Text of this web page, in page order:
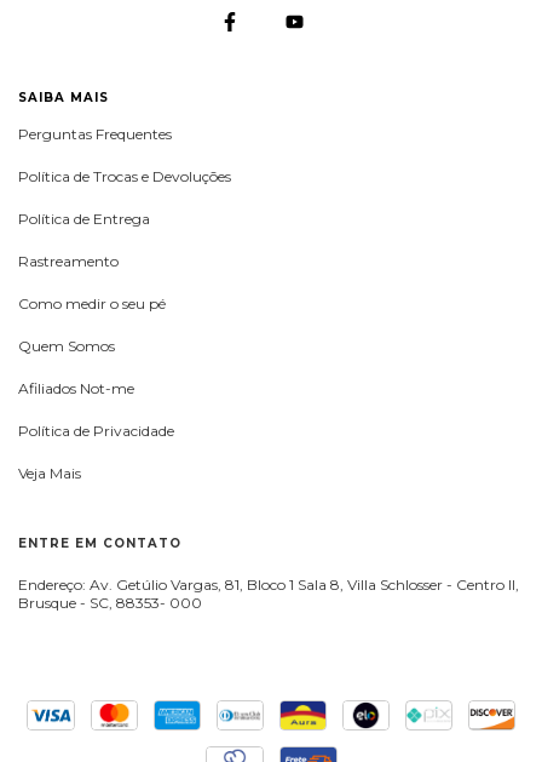
SAIBA MAIS
Perguntas Frequentes
Política de Trocas e Devoluções
Política de Entrega
Rastreamento
Como medir o seu pé
Quem Somos
Afiliados Not-me
Política de Privacidade
Veja Mais
ENTRE EM CONTATO
Endereço: Av. Getúlio Vargas, 81, Bloco 1 Sala 8, Villa Schlosser - Centro II,
Brusque - SC, 88353- 000